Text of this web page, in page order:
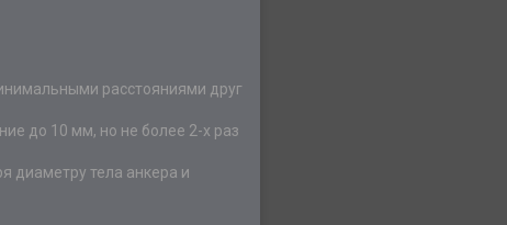
расстояниями друг
до 10 мм, но не более 2-х раз
диаметру тела анкера и